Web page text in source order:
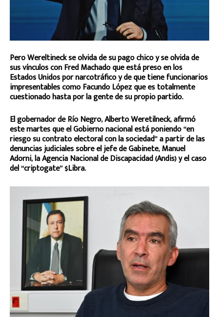
Pero Wereltineck se olvida de su pago chico y se olvida de
sus vínculos con Fred Machado que está preso en los
Estados Unidos por narcotráfico y de que tiene funcionarios
impresentables como Facundo López que es totalmente
cuestionado hasta por la gente de su propio partido.
El gobernador de Río Negro, Alberto Weretilneck, afirmó
este martes que el Gobierno nacional está poniendo “en
riesgo su contrato electoral con la sociedad” a partir de las
denuncias judiciales sobre el jefe de Gabinete, Manuel
Adorni, la Agencia Nacional de Discapacidad (Andis) y el caso
del “criptogate” $Libra.